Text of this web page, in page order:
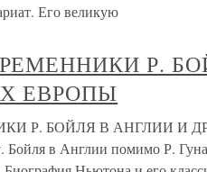
Его великую
Р.
ЕВРОПЫ
Р. БОЙЛЯ В АНГЛИИ И
Бойля в Англии помимо Р.